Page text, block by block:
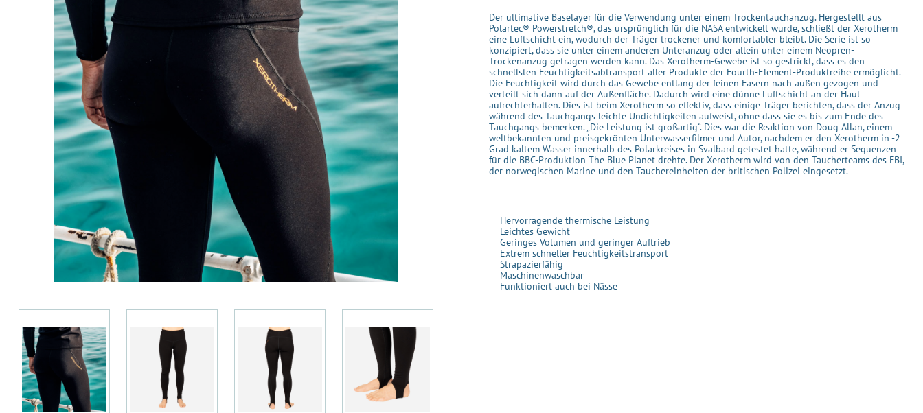
Der ultimative Baselayer für die Verwendung unter einem Trockentauchanzug. Hergestellt aus
Polartec® Powerstretch®, das ursprünglich für die NASA entwickelt wurde, schließt der Xerotherm
eine Luftschicht ein, wodurch der Träger trockener und komfortabler bleibt. Die Serie ist so
konzipiert, dass sie unter einem anderen Unteranzug oder allein unter einem Neopren-
Trockenanzug getragen werden kann. Das Xerotherm-Gewebe ist so gestrickt, dass es den
schnellsten Feuchtigkeitsabtransport aller Produkte der Fourth-Element-Produktreihe ermöglicht.
Die Feuchtigkeit wird durch das Gewebe entlang der feinen Fasern nach außen gezogen und
verteilt sich dann auf der Außenfläche. Dadurch wird eine dünne Luftschicht an der Haut
aufrechterhalten. Dies ist beim Xerotherm so effektiv, dass einige Träger berichten, dass der Anzug
während des Tauchgangs leichte Undichtigkeiten aufweist, ohne dass sie es bis zum Ende des
Tauchgangs bemerken. „Die Leistung ist großartig“. Dies war die Reaktion von Doug Allan, einem
weltbekannten und preisgekrönten Unterwasserfilmer und Autor, nachdem er den Xerotherm in -2
Grad kaltem Wasser innerhalb des Polarkreises in Svalbard getestet hatte, während er Sequenzen
für die BBC-Produktion The Blue Planet drehte. Der Xerotherm wird von den Taucherteams des FBI,
der norwegischen Marine und den Tauchereinheiten der britischen Polizei eingesetzt.
Hervorragende thermische Leistung
Leichtes Gewicht
Geringes Volumen und geringer Auftrieb
Extrem schneller Feuchtigkeitstransport
Strapazierfähig
Maschinenwaschbar
Funktioniert auch bei Nässe